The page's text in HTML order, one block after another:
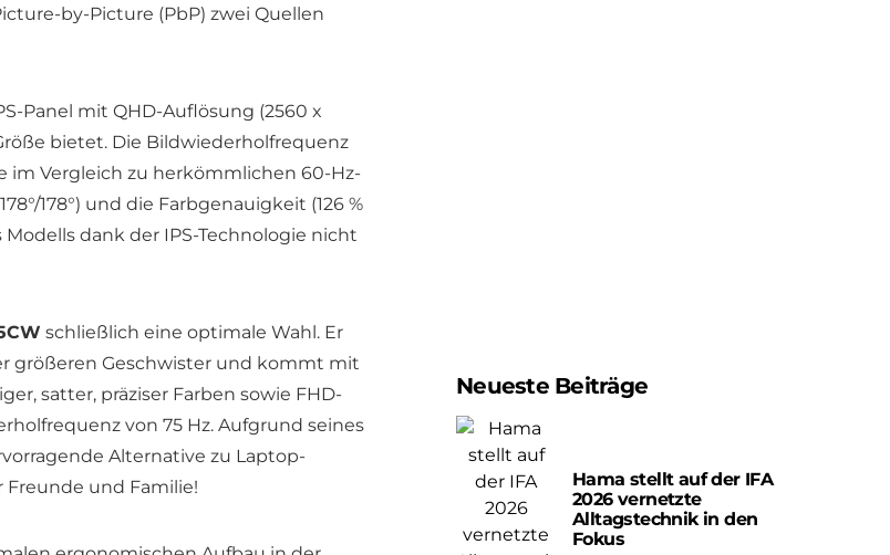
by-Picture (PbP) zwei Quellen
Panel mit QHD-Auflösung (2560 x
bietet. Die Bildwiederholfrequenz
im Vergleich zu herkömmlichen 60-Hz-
178°) und die Farbgenauigkeit (126 %
Modells dank der IPS-Technologie nicht
schließlich eine optimale Wahl. Er
größeren Geschwister und kommt mit
satter, präziser Farben sowie FHD-
von 75 Hz. Aufgrund seines
Alternative zu Laptop-
Freunde und Familie!
Neueste Beiträge
Hama stellt auf der IFA
2026 vernetzte
Alltagstechnik in den
Fokus